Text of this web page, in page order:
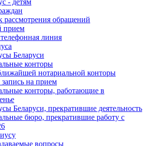
рассмотрения обращений
прием
линия
Беларуси
конторы
нотариальной конторы
на прием
конторы, работающие в
Беларуси, прекратившие деятельность
бюро, прекратившие работу с
вопросы